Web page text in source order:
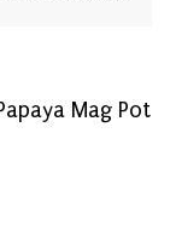
Mag Pot